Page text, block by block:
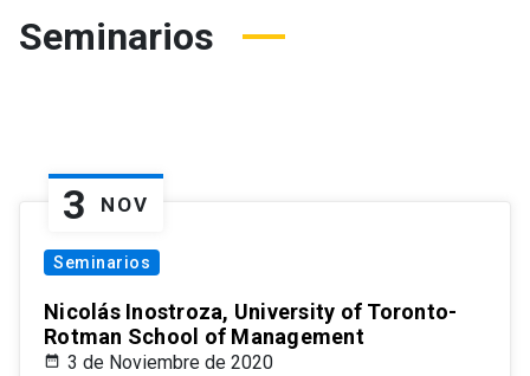
Seminarios
3 NOV
Seminarios
Nicolás Inostroza, University of Toronto-
Rotman School of Management
3 de Noviembre de 2020